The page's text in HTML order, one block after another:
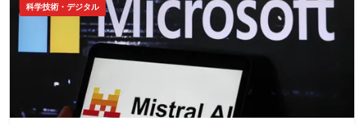
科学技術・デジタル